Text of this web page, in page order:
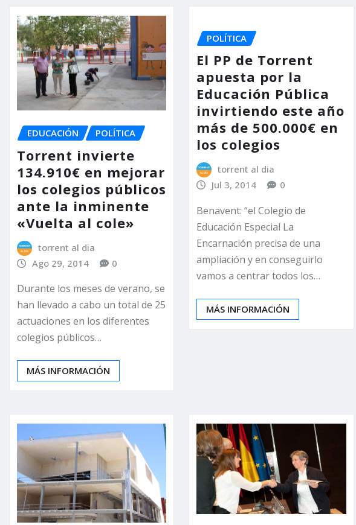
EDUCACIÓN POLÍTICA
Torrent invierte
134.910€ en mejorar
los colegios públicos
ante la inminente
«Vuelta al cole»
torrent al dia
Ago 29, 2014
0
Durante los meses de verano, se
han llevado a cabo un total de 25
actuaciones en los diferentes
colegios públicos…
MÁS INFORMACIÓN
POLÍTICA
El PP de Torrent
apuesta por la
Educación Pública
invirtiendo este año
más de 500.000€ en
los colegios
torrent al dia
Jul 3, 2014
0
Benavent: “el Colegio de
Educación Especial La
Encarnación precisa de una
ampliación y en conseguirlo
vamos a centrar todos los…
MÁS INFORMACIÓN